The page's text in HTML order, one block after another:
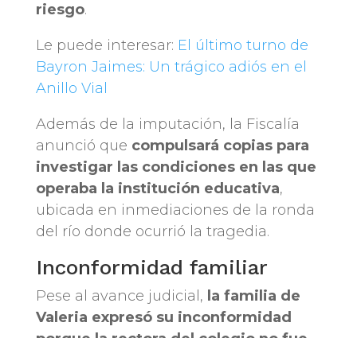
riesgo.
Le puede interesar: El último turno de
Bayron Jaimes: Un trágico adiós en el
Anillo Vial
Además de la imputación, la Fiscalía
anunció que compulsará copias para
investigar las condiciones en las que
operaba la institución educativa,
ubicada en inmediaciones de la ronda
del río donde ocurrió la tragedia.
Inconformidad familiar
Pese al avance judicial, la familia de
Valeria expresó su inconformidad